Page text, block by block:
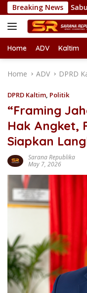
Skip
to
content
Breaking News
Sabu Disita
Home ADV Kaltim
Home ADV DPRD
DPRD Kaltim, Politik
“Framing
Hak Angket,
Siapkan
Sarana Republika
May 7, 2026